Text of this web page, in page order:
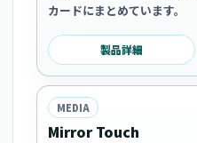
カードにまとめています。
製品詳細
MEDIA
Mirror Touch